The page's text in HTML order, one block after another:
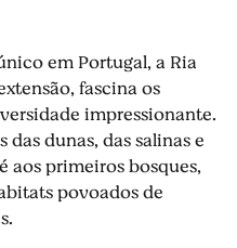
em Portugal, a Ria
fascina os
impressionante.
dunas, das salinas e
aos primeiros bosques,
povoados de